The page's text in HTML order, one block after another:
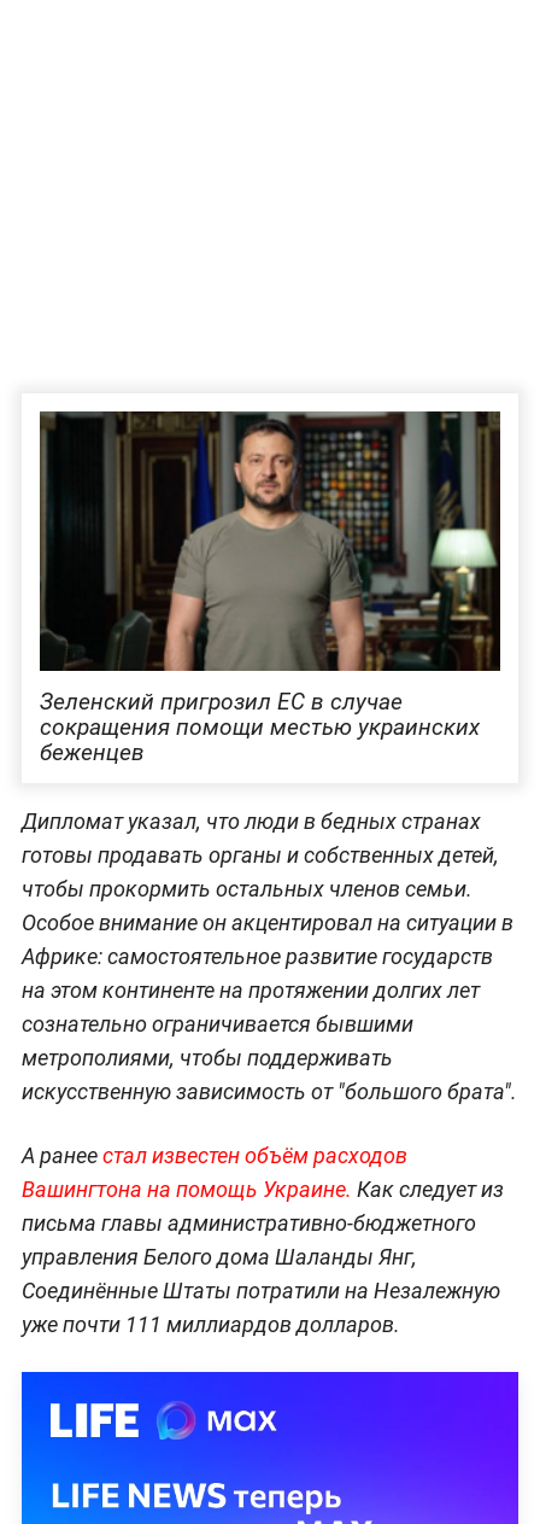
Зеленский пригрозил ЕС в случае
сокращения помощи местью украинских
беженцев
Дипломат указал, что люди в бедных странах
готовы продавать органы и собственных детей,
чтобы прокормить остальных членов семьи.
Особое внимание он акцентировал на ситуации в
Африке: самостоятельное развитие государств
на этом континенте на протяжении долгих лет
сознательно ограничивается бывшими
метрополиями, чтобы поддерживать
искусственную зависимость от "большого брата".
А ранеестал известен объём расходов
Вашингтона на помощь Украине. Как следует из
письма главы административно-бюджетного
управления Белого дома Шаланды Янг,
Соединённые Штаты потратили на Незалежную
уже почти 111 миллиардов долларов.